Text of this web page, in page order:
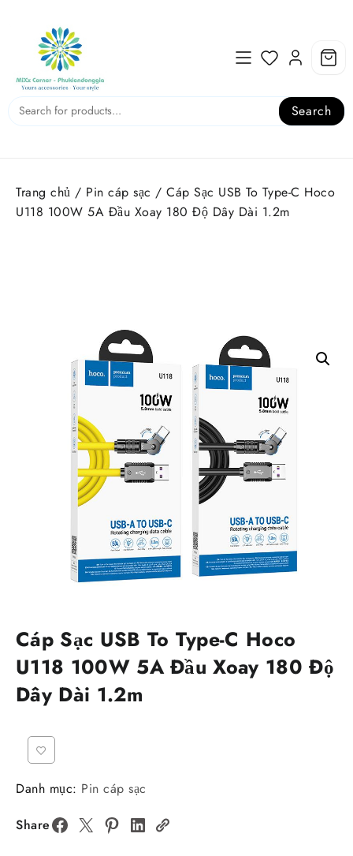
content
Search
Trang chủ / Pin cáp sạc / Cáp Sạc USB To Type-C Hoco
U118 100W 5A Đầu Xoay 180 Độ Dây Dài 1.2m
Cáp Sạc USB To Type-C Hoco
U118 100W 5A Đầu Xoay 180 Độ
Dây Dài 1.2m
Danh mục: Pin cáp sạc
Share